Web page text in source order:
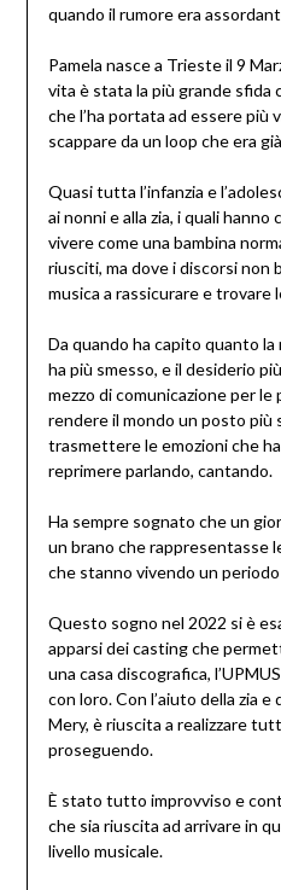
quando il rumore era
Pamela nasce a Trieste il 9
vita è stata la più grande
che l’ha portata ad essere più
scappare da un loop che era
Quasi tutta l’infanzia e
ai nonni e alla zia, i quali
vivere come una bambina
riusciti, ma dove i discorsi non
musica a rassicurare e trovare
Da quando ha capito quanto
ha più smesso, e il desiderio
mezzo di comunicazione per
rendere il mondo un posto più
trasmettere le emozioni che
reprimere parlando, cantando.
Ha sempre sognato che un
un brano che rappresentasse
che stanno vivendo un
Questo sogno nel 2022 si è
apparsi dei casting che
una casa discografica,
con loro. Con l’aiuto della zia
Mery, è riuscita a realizzare
proseguendo.
È stato tutto improvviso e
che sia riuscita ad arrivare in
livello musicale.